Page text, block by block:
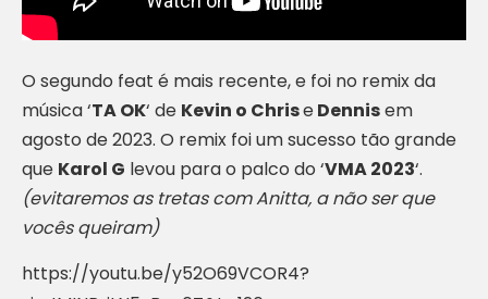
O segundo feat é mais recente, e foi no remix da
música ‘TA OK‘ de Kevin o ChriseDennisem
agosto de 2023. O remix foi um sucesso tão grande
que Karol G levou para o palco do ‘VMA 2023‘.
(evitaremos as tretas com Anitta, a não ser que
vocês queiram)
https://youtu.be/y52O69VCOR4?